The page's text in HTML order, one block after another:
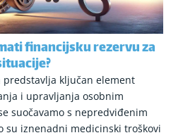
financijsku rezervu za
predstavlja ključan element
i upravljanja osobnim
suočavamo s nepredviđenim
su iznenadni medicinski troškovi